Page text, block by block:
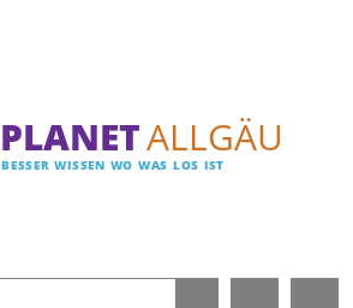
PLANETALLGÄU
BESSER WISSEN WO WAS LOS IST